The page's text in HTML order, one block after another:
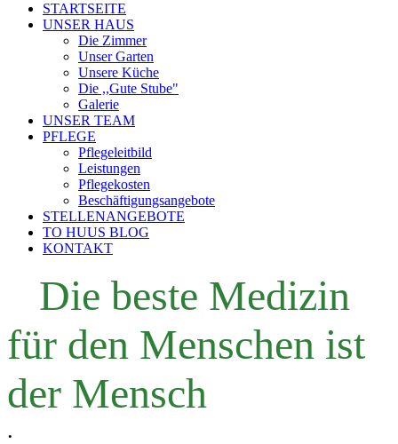
STARTSEITE
UNSER HAUS
Die Zimmer
Unser Garten
Unsere Küche
Die ,,Gute Stube"
Galerie
UNSER TEAM
PFLEGE
Pflegeleitbild
Leistungen
Pflegekosten
Beschäftigungsangebote
STELLENANGEBOTE
TO HUUS BLOG
KONTAKT
Die beste Medizin
für den Menschen ist
der Mensch
.